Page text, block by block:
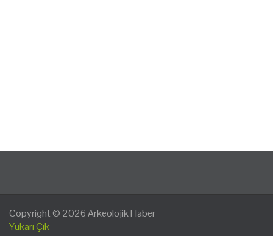
Copyright © 2026Arkeolojik Haber
Yukarı Çık